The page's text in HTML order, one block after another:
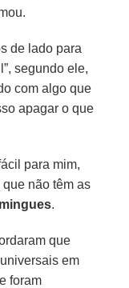
de lado para
segundo ele,
com algo que
apagar o que
para mim,
não têm as
.
que
em
foram